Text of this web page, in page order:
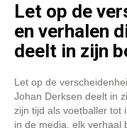
Let op de
en verhalen
deelt in zijn
Let op de
Johan Derksen deelt in
zijn tijd als voetballer tot
in de media, elk verhaal